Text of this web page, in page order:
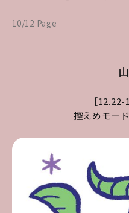
10/12 Page
［
控えめモー